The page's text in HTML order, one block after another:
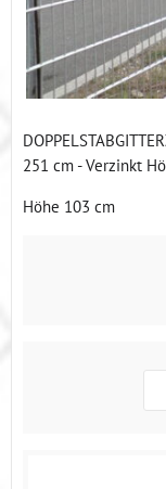
251 cm - Verzinkt
Höhe 103 cm